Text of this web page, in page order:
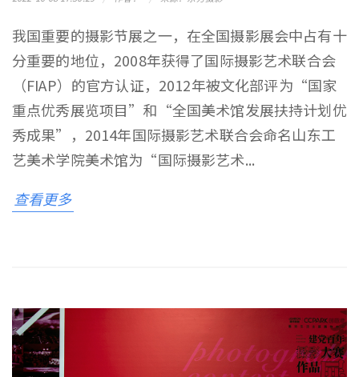
我国重要的摄影节展之一，在全国摄影展会中占有十
分重要的地位，2008年获得了国际摄影艺术联合会
（FIAP）的官方认证，2012年被文化部评为“国家
重点优秀展览项目”和“全国美术馆发展扶持计划优
秀成果”，2014年国际摄影艺术联合会命名山东工
艺美术学院美术馆为“国际摄影艺术...
查看更多